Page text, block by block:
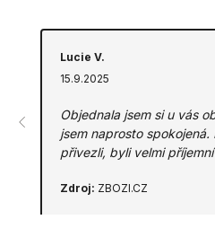
Lucie V.
15.9.2025
Objednala jsem si u vás
jsem naprosto spokojená.
přivezli, byli velmi
Zdroj: ZBOZI.CZ